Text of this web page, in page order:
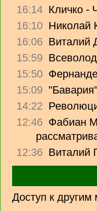
16:14 Кличко -
16:10 Николай
16:06 Виталий
15:59
15:50
15:09
14:22
12:46 Фабиан
12:36 Виталий
Доступ к